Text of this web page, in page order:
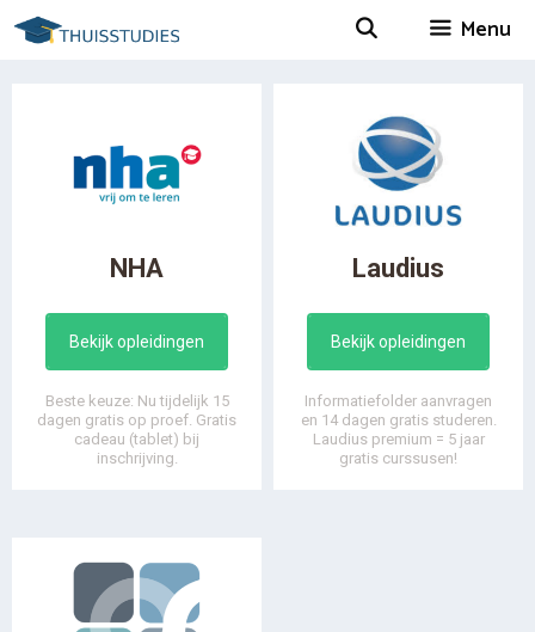
Spring
naar
Menu
NHA
Bekijk opleidingen
Beste keuze: Nu tijdelijk 15
dagen gratis op proef. Gratis
cadeau (tablet) bij
inschrijving.
Laudius
Bekijk opleidingen
Informatiefolder aanvragen
en 14 dagen gratis studeren.
Laudius premium = 5 jaar
gratis curssusen!